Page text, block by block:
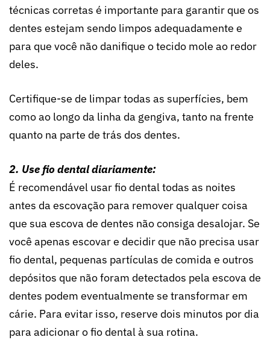
técnicas corretas é importante para garantir que os
dentes estejam sendo limpos adequadamente e
para que você não danifique o tecido mole ao redor
deles.
Certifique-se de limpar todas as superfícies, bem
como ao longo da linha da gengiva, tanto na frente
quanto na parte de trás dos dentes.
2. Use fio dental diariamente:
É recomendável usar fio dental todas as noites
antes da escovação para remover qualquer coisa
que sua escova de dentes não consiga desalojar. Se
você apenas escovar e decidir que não precisa usar
fio dental, pequenas partículas de comida e outros
depósitos que não foram detectados pela escova de
dentes podem eventualmente se transformar em
cárie. Para evitar isso, reserve dois minutos por dia
para adicionar o fio dental à sua rotina.